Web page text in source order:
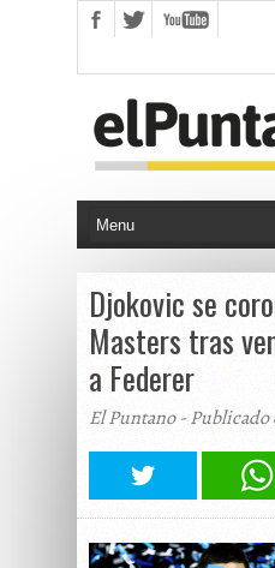
Djokovic se
Masters tras
a Federer
El Puntano - Publicado